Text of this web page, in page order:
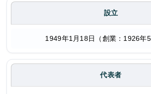
設立
1949年1月18日（創業：1926年5
代表者